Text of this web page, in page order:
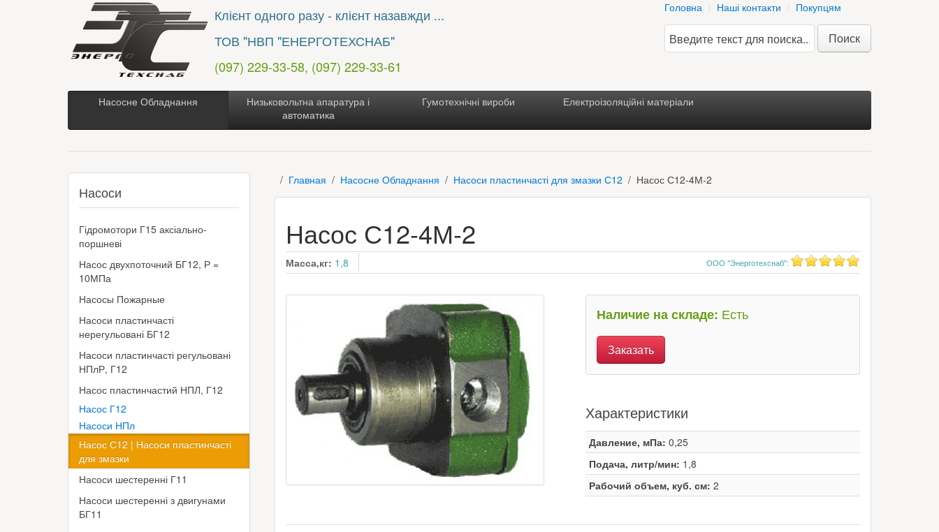
Клієнт одного разу - клієнт назавжди ...
ТОВ "НВП "ЕНЕРГОТЕХСНАБ"
(097) 229-33-58, (097) 229-33-61
Головна Наші контакти Покупцям
Поиск
Насосне Обладнання
Низьковольтна апаратура і
автоматика
Гумотехнічні вироби Електроізоляційні матеріали
Главная Насосне Обладнання Насоси пластинчасті для змазки С12 Насос С12-4М-2
Насос С12-4М-2
ООО "Энерготехснаб":
Масса,кг: 1,8
Наличие на складе: Есть
Заказать
Характеристики
Давление, мПа: 0,25
Подача, литр/мин: 1,8
Рабочий объем, куб. см: 2
Насоси
Гідромотори Г15 аксіально-
поршневі
Насос двухпоточний БГ12, Р =
10МПа
Насосы Пожарные
Насоси пластинчасті
нерегульовані БГ12
Насоси пластинчасті регульовані
НПлР, Г12
Насос пластинчастий НПЛ, Г12
Насос Г12
Насоси НПл
Насос С12 | Насоси пластинчасті
для змазки
Насоси шестеренні Г11
Насоси шестеренні з двигунами
БГ11